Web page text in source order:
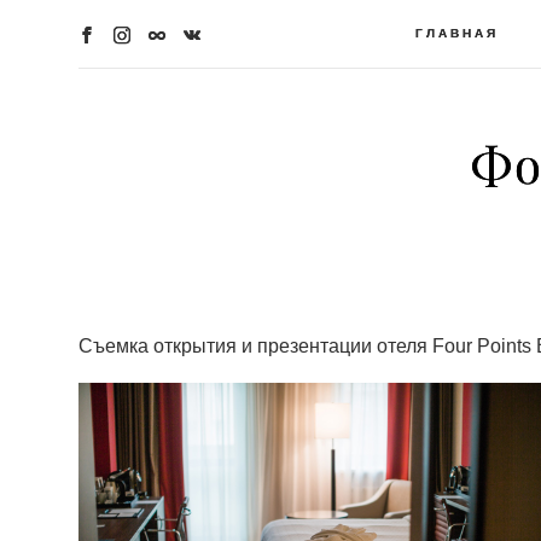
ГЛАВНАЯ
ГЛАВНАЯ
Съемка открытия и презентации отеля Four Points